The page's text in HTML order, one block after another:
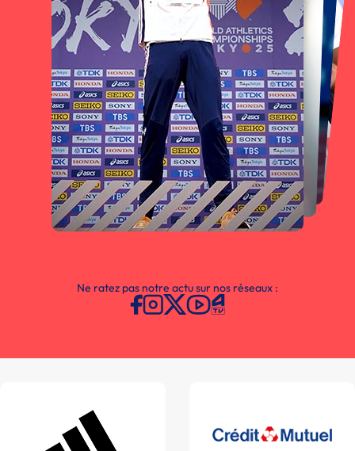
Ne ratez pas notre actu sur nos réseaux :